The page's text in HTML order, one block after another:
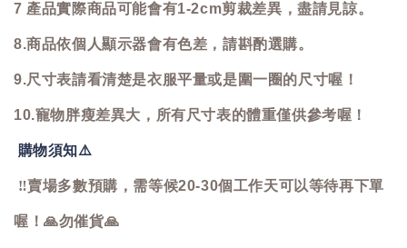
7 產品實際商品可能會有1-2cm剪裁差異，盡請見諒。
8.商品依個人顯示器會有色差，請斟酌選購。
9.尺寸表請看清楚是衣服平量或是圍一圈的尺寸喔！
10.寵物胖瘦差異大，所有尺寸表的體重僅供參考喔！
購物須知⚠️
‼️賣場多數預購，需等候20-30個工作天可以等待再下單
喔！🙏勿催貨🙏